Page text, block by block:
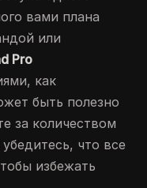
вами плана
или
Pro
как
быть полезно
за количеством
что все
избежать